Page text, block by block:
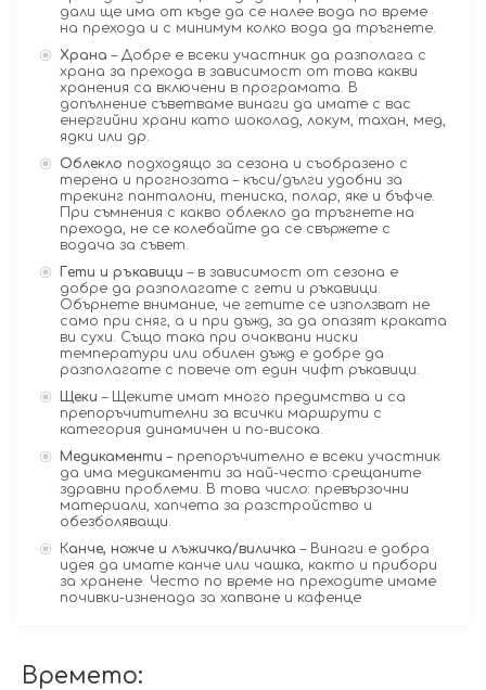
дали ще има от къде да се налее вода по време
на прехода и с минимум колко вода да тръгнете.
Храна – Добре е всеки участник да разполага с
храна за прехода в зависимост от това какви
хранения са включени в програмата. В
допълнение съветваме винаги да имате с вас
енергийни храни като шоколад, локум, тахан, мед,
ядки или др.
Облекло подходящо за сезона и съобразено с
терена и прогнозата – къси/дълги удобни за
трекинг панталони, тениска, полар, яке и бъфче.
При съмнения с какво облекло да тръгнете на
прехода, не се колебайте да се свържете с
водача за съвет.
Гети и ръкавици – в зависимост от сезона е
добре да разполагате с гети и ръкавици.
Обърнете внимание, че гетите се използват не
само при сняг, а и при дъжд, за да опазят краката
ви сухи. Също така при очаквани ниски
температури или обилен дъжд е добре да
разполагате с повече от един чифт ръкавици.
Щеки – Щеките имат много предимства и са
препоръчитителни за всички маршрути с
категория динамичен и по-висока.
Медикаменти – препоръчително е всеки участник
да има медикаменти за най-често срещаните
здравни проблеми. В това число: превързочни
материали, хапчета за разстройство и
обезболяващи.
Канче, ножче и лъжичка/виличка – Винаги е добра
идея да имате канче или чашка, както и прибори
за хранене. Често по време на преходите имаме
почивки-изненада за хапване и кафенце
Времето: